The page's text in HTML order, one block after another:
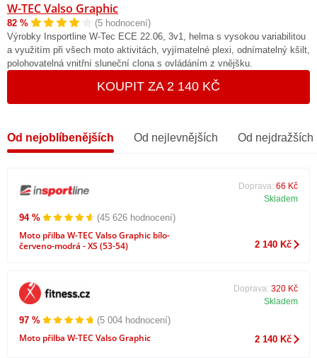
W-TEC Valso Graphic
82 %
(5 hodnocení)
Výrobky Insportline W-Tec ECE 22.06, 3v1, helma s vysokou variabilitou
a využitím při všech moto aktivitách, vyjímatelné plexi, odnímatelný kšilt,
polohovatelná vnitřní sluneční clona s ovládáním z vnějšku.
KOUPIT ZA 2 140 KČ
Od nejoblíbenějších Od nejlevnějších Od nejdražších
94 % (45 626 hodnocení)
Moto přilba W-TEC Valso Graphic bílo-
červeno-modrá - XS (53-54)
Doprava: 66 Kč
Skladem
2 140 Kč
97 % (5 004 hodnocení)
Moto přilba W-TEC Valso Graphic
Doprava: 320 Kč
Skladem
2 140 Kč